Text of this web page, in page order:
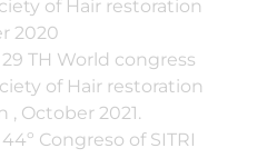
of Hair restoration
2020
TH World congress
of Hair restoration
, October 2021.
Congreso of SITRI